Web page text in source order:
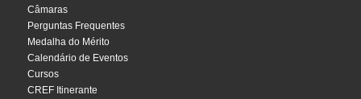
Câmaras
Perguntas Frequentes
Medalha do Mérito
Calendário de Eventos
Cursos
CREF Itinerante